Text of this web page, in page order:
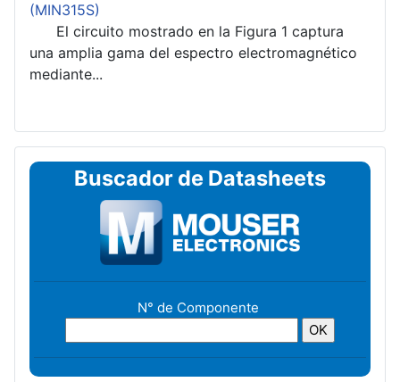
(MIN315S)
El circuito mostrado en la Figura 1 captura
una amplia gama del espectro electromagnético
mediante...
Buscador de Datasheets
N° de Componente